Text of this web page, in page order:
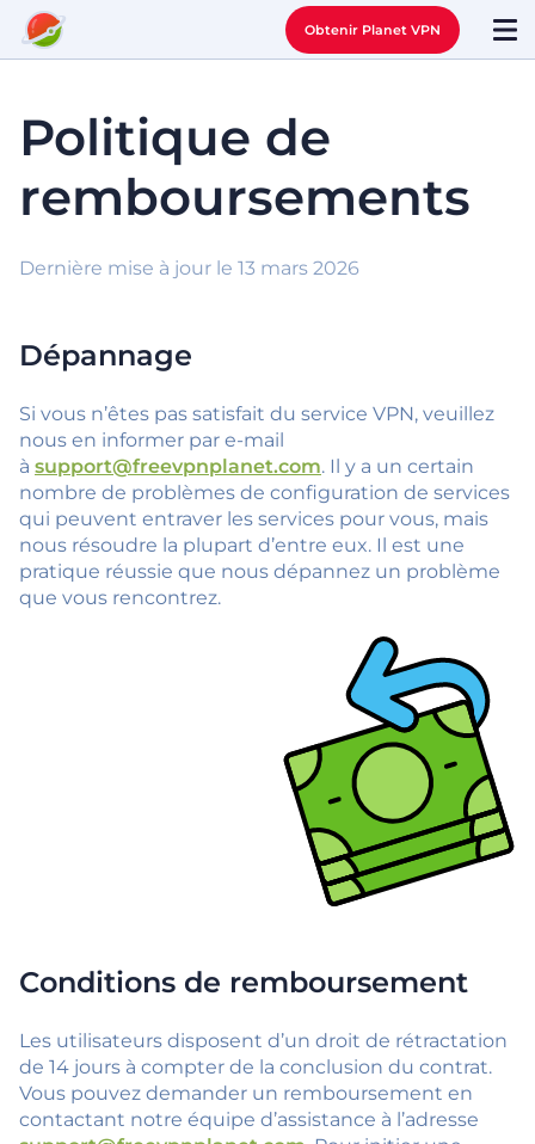
Obtenir Planet VPN
Politique de
remboursements
Dernière mise à jour le 13 mars 2026
Dépannage
Si vous n’êtes pas satisfait du service VPN, veuillez
nous en informer par e-mail
à support@freevpnplanet.com. Il y a un certain
nombre de problèmes de configuration de services
qui peuvent entraver les services pour vous, mais
nous résoudre la plupart d’entre eux. Il est une
pratique réussie que nous dépannez un problème
que vous rencontrez.
Conditions de remboursement
Les utilisateurs disposent d’un droit de rétractation
de 14 jours à compter de la conclusion du contrat.
Vous pouvez demander un remboursement en
contactant notre équipe d’assistance à l’adresse